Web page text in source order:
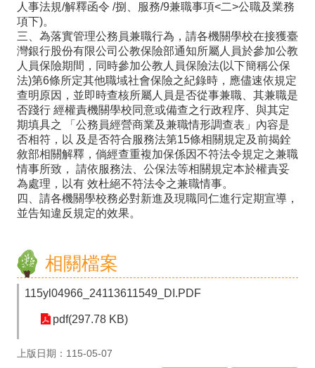
政
業
務
行
政
專
區
學
生
數
人事法規/解釋函令 /捌、服務/9兼職事項<二>公職及業務
項下)。
三、為落實管理公務員兼職行為，請各機關學校在接獲臺
灣銀行股份有限公司公教保險部通知所屬人員於參加公教
人員保險期間，同時參加公教人員保險法(以下簡稱公保
法)第6條所定其他職域社會保險之紀錄時，應儘速依規定
查明原因，並即時查核所屬人員是否從事兼職、其兼職是
否踐行 經權責機關學校同意或備查之行政程序、與其定
期填具之 「公務員經營商業及兼職情形調查表」內容是
否相符，以 及是否符合服務法第15條相關規定及前揭銓
敘部相關解釋，倘經查重複加保係因不符法令規定之兼職
情事所致， 請依服務法、公保法等相關規定本於權責妥
為處理，以有 效杜絕不符法令之兼職情事。
四、請各機關學校務必對新進及現職同仁進行定期宣導，
並告知違反規定的效果。
相關檔案
115yl04966_24113611549_DI.PDF
pdf(297.78 KB)
上版日期：115-05-07